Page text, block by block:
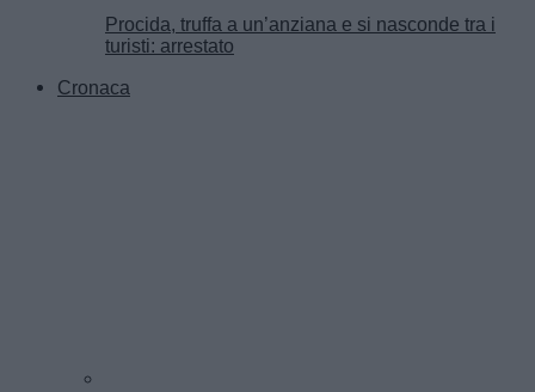
Procida, truffa a un’anziana e si nasconde tra i
turisti: arrestato
Cronaca